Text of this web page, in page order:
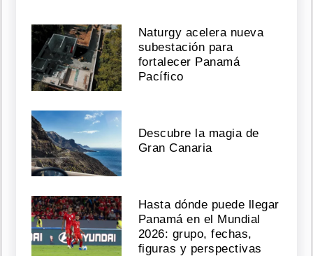
Naturgy acelera nueva
subestación para
fortalecer Panamá
Pacífico
Descubre la magia de
Gran Canaria
Hasta dónde puede llegar
Panamá en el Mundial
2026: grupo, fechas,
figuras y perspectivas